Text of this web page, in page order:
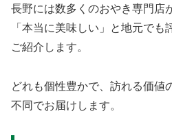
長野には数多くのおやき専門店
「本当に美味しい」と地元でも
ご紹介します。
どれも個性豊かで、訪れる価値
不同でお届けします。